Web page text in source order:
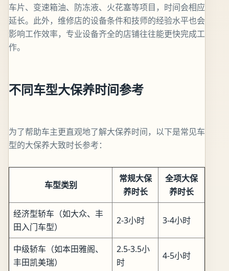
车片、变速箱油、防冻液、火花塞等项目，时间会相应
延长。此外，维修店的设备条件和技师的经验水平也会
影响工作效率，专业设备齐全的店铺往往能更快完成工
作。
不同车型大保养时间参考
为了帮助车主更直观地了解大保养时间，以下是常见车
型的大保养大致时长参考：
车型类别
常规大保
养时长
全项大保
养时长
经济型轿车（如大众、丰
田入门车型）
2-3小时 3-4小时
中级轿车（如本田雅阁、
丰田凯美瑞）
2.5-3.5小
时
4-5小时